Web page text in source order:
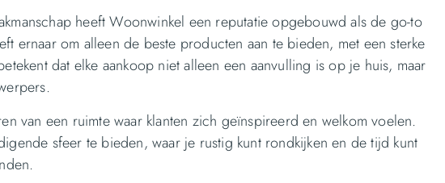
heeft Woonwinkel een reputatie opgebouwd als de go-to
ernaar om alleen de beste producten aan te bieden, met een sterke
dat elke aankoop niet alleen een aanvulling is op je huis, maar
van een ruimte waar klanten zich geïnspireerd en welkom voelen.
sfeer te bieden, waar je rustig kunt rondkijken en de tijd kunt